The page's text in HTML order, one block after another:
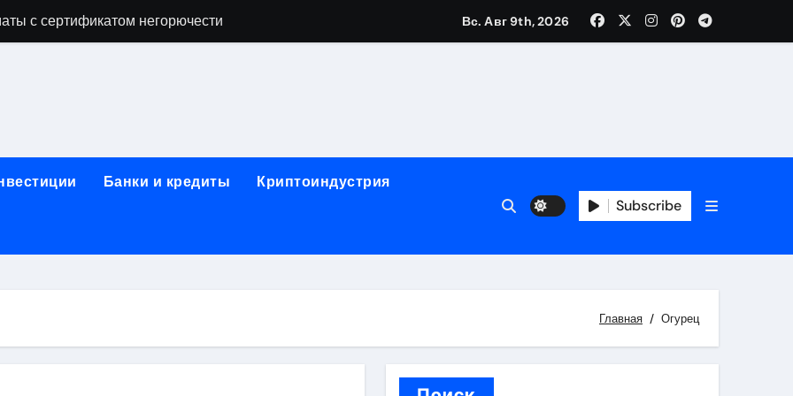
с сертификатом негорючести
и направляющих для конвейерных лент
лотков для хранения электронных компонентов
этапы строительства, проверка застройщика и сценарии оформления сделки
Вс. Авг 9th, 2026
Банки и кредиты Криптоиндустрия
Subscribe
Главная Огурец